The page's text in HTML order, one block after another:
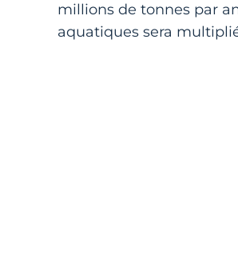
millions de tonnes par
aquatiques sera